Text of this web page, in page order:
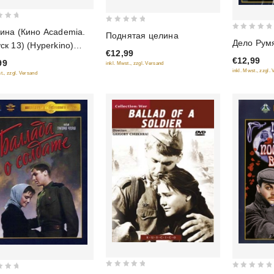
(Кино Academia.
13) (Hyperkino)
(2 DVD)
zzgl. Versand
out
of
5
Поднятая целина
€12,99
inkl. Mwst., zzgl. Versand
out
of
5
Дело
€12,99
inkl. Mwst., zzgl.